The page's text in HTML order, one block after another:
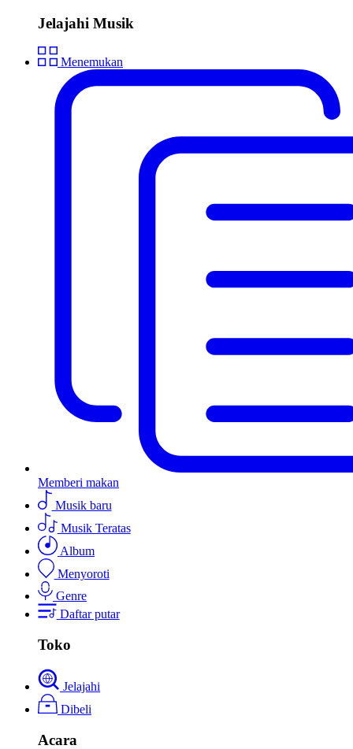
Jelajahi Musik
Menemukan
Memberi makan
Musik baru
Musik Teratas
Album
Menyoroti
Genre
Daftar putar
Toko
Jelajahi
Dibeli
Acara